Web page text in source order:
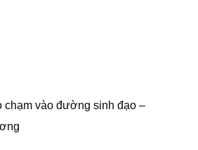
chạm vào đường sinh đạo –